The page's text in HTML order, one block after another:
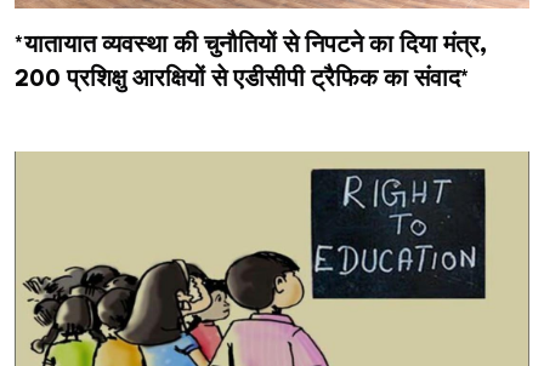
*यातायात व्यवस्था की चुनौतियों से निपटने का दिया मंत्र,
200 प्रशिक्षु आरक्षियों से एडीसीपी ट्रैफिक का संवाद*